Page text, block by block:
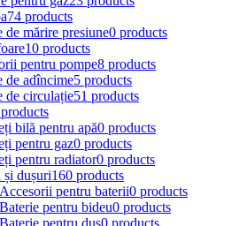
74 products
de mărire presiune0 products
10 products
pentru pompe8 products
de adîncime5 products
de circulație51 products
bilă pentru apă0 products
pentru gaz0 products
pentru radiator0 products
și dușuri160 products
Accesorii pentru baterii0 products
Baterie pentru bideu0 products
Baterie pentru duș0 products